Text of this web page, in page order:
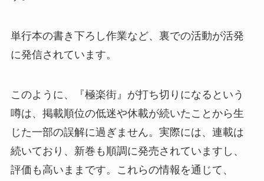
単行本の書き下ろし作業など、裏での活動が活発
に発信されています。
このように、『極楽街』が打ち切りになるという
噂は、掲載順位の低迷や休載が続いたことから生
じた一部の誤解に過ぎません。実際には、連載は
続いており、新巻も順調に発売されていますし、
評価も高いままです。これらの情報を通じて、